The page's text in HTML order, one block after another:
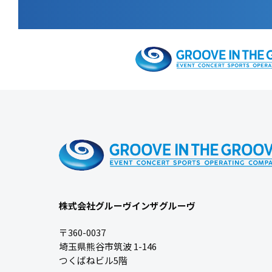
株式会社グルーヴインザグルーヴ
〒360-0037
埼玉県熊谷市筑波 1-146
つくばねビル5階